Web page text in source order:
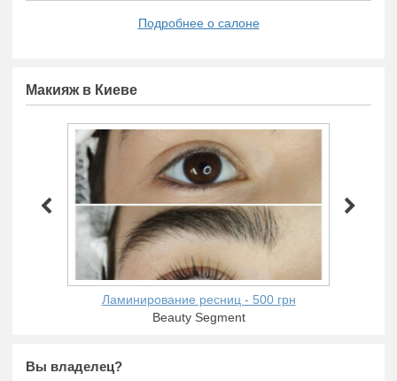
Подробнее о салоне
Макияж в Киеве
Ламинирование ресниц - 500 грн
Beauty Segment
Вы владелец?